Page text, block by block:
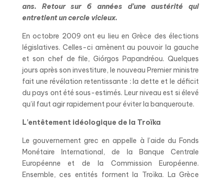
ans. Retour sur 6 années d’une austérité qui
entretient uncercle vicieux.
En octobre 2009 ont eu lieu en Grèce des élections
législatives. Celles-ci amènent au pouvoir la gauche
et son chef de file, Giórgos Papandréou. Quelques
jours après son investiture, le nouveau Premier ministre
fait une révélation retentissante : la dette et le déficit
du pays ont été sous-estimés. Leur niveau est si élevé
qu’il faut agir rapidement pour éviter la banqueroute.
L’entêtement idéologique de la Troïka
Le gouvernement grec en appelle à l’aide du Fonds
Monétaire International, de la Banque Centrale
Européenne et de la Commission Européenne.
Ensemble, ces entités forment la Troïka. La Grèce